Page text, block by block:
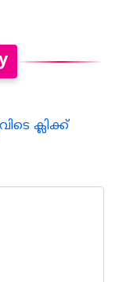
ക്ലിക്ക്